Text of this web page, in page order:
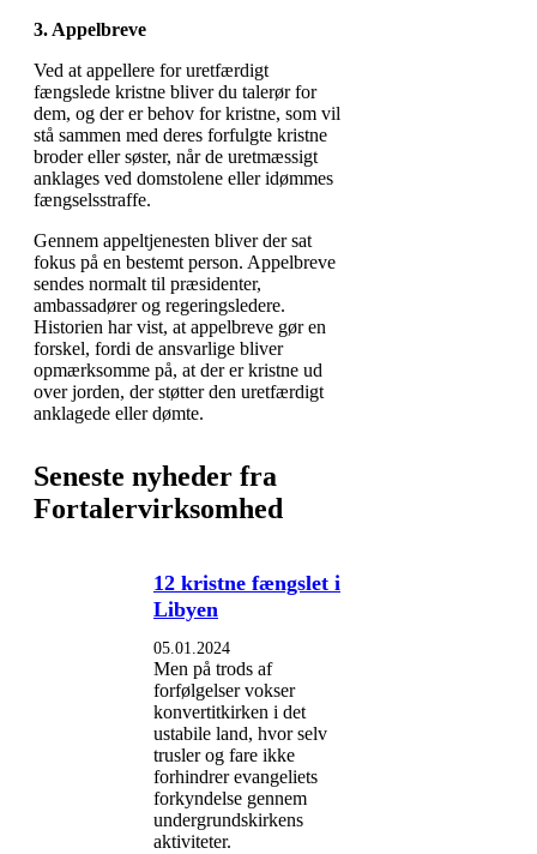
3. Appelbreve
Ved at appellere for uretfærdigt
fængslede kristne bliver du talerør for
dem, og der er behov for kristne, som vil
stå sammen med deres forfulgte kristne
broder eller søster, når de uretmæssigt
anklages ved domstolene eller idømmes
fængselsstraffe.
Gennem appeltjenesten bliver der sat
fokus på en bestemt person. Appelbreve
sendes normalt til præsidenter,
ambassadører og regeringsledere.
Historien har vist, at appelbreve gør en
forskel, fordi de ansvarlige bliver
opmærksomme på, at der er kristne ud
over jorden, der støtter den uretfærdigt
anklagede eller dømte.
Seneste nyheder fra
Fortalervirksomhed
12 kristne fængslet i
Libyen
05.01.2024
Men på trods af
forfølgelser vokser
konvertitkirken i det
ustabile land, hvor selv
trusler og fare ikke
forhindrer evangeliets
forkyndelse gennem
undergrundskirkens
aktiviteter.